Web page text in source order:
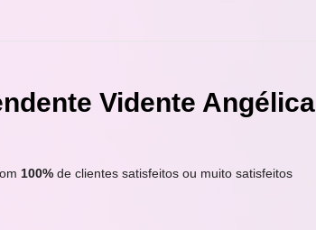
Vidente Angélica
100%de clientes satisfeitos ou muito satisfeitos